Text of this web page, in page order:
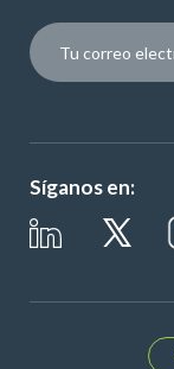
Síganos en: